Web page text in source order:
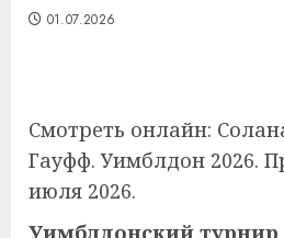
01.07.2026
Смотреть онлайн:
Гауфф. Уимблдон 2026.
июля 2026.
Уимблдонский турнир